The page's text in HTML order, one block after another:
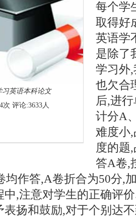
习英语本科论文
次 评论:3633人
每个学
取得好
英语学
是除了
学习外
也欠合
后,进
计分A
难度小
度的题
答A卷,
均作答,A卷折合为50分,
中,注意对学生的正确评
表扬和鼓励,对于个别达